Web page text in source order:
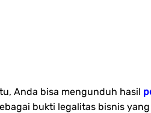
Anda bisa mengunduh hasil
bukti legalitas bisnis